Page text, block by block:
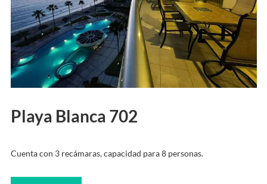
Playa Blanca 702
Cuenta con 3 recámaras, capacidad para 8 personas.